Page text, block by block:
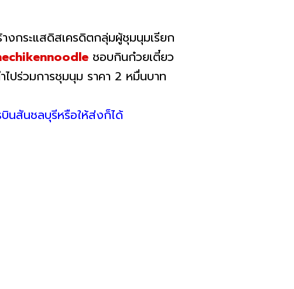
กระแสดิสเครดิตกลุ่มผู้ชุมนุมเรียก
ชอบกินก๋วยเตี๋ยว
ปร่วมการชุมนุม ราคา 2 หมื่นบาท
บินสันชลบุรีหรือให้ส่งก็ได้